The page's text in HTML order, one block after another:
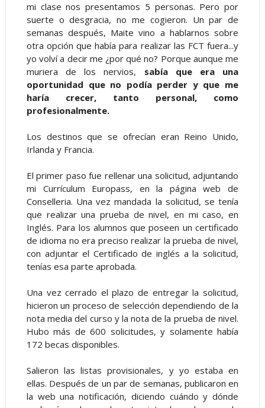
mi clase nos presentamos 5 personas. Pero por
suerte o desgracia, no me cogieron. Un par de
semanas después, Maite vino a hablarnos sobre
otra opción que había para realizar las FCT fuera...y
yo volví a decir me ¿por qué no? Porque aunque me
muriera de los nervios, sabía que era una
oportunidad que no podía perder y que me
haría crecer, tanto personal, como
profesionalmente.
Los destinos que se ofrecían eran Reino Unido,
Irlanda y Francia.
El primer paso fue rellenar una solicitud, adjuntando
mi Currículum Europass, en la página web de
Conselleria. Una vez mandada la solicitud, se tenía
que realizar una prueba de nivel, en mi caso, en
Inglés. Para los alumnos que poseen un certificado
de idioma no era preciso realizar la prueba de nivel,
con adjuntar el Certificado de inglés a la solicitud,
tenías esa parte aprobada.
Una vez cerrado el plazo de entregar la solicitud,
hicieron un proceso de selección dependiendo de la
nota media del curso y la nota de la prueba de nivel.
Hubo más de 600 solicitudes, y solamente había
172 becas disponibles.
Salieron las listas provisionales, y yo estaba en
ellas. Después de un par de semanas, publicaron en
la web una notificación, diciendo cuándo y dónde